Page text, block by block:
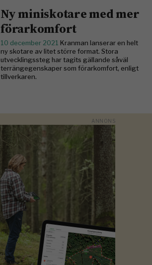
Ny miniskotare med mer
förarkomfort
10 december 2021 Kranman lanserar en helt
ny skotare av litet större format. Stora
utvecklingssteg har tagits gällande såväl
terrängegenskaper som förarkomfort, enligt
tillverkaren.